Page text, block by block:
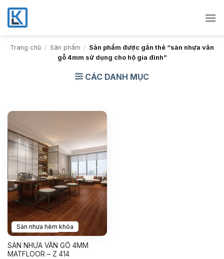
Bỏ
qua
nội
dungTrang chủ / Sản phẩm / Sản phẩm được gắn thẻ “sàn nhựa vân
gỗ 4mm sử dụng cho hộ gia đình”
CÁC DANH MỤC
Sàn nhựa hèm khóa
SÀN NHỰA VÂN GỖ 4MM
MATFLOOR – Z 414